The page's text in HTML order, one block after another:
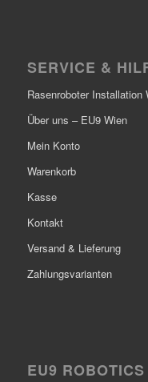
SERVICE &
Rasenroboter Installation
Über uns – EU9 Wien
Mein Konto
Warenkorb
Kasse
Kontakt
Versand & Lieferung
Zahlungsvarianten
EU9 ROBOTICS